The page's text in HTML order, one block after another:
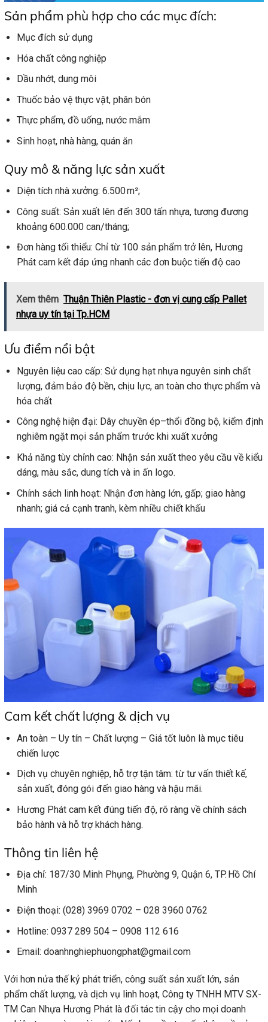
Sản phẩm phù hợp cho các mục đích:
Mục đích sử dụng
Hóa chất công nghiệp
Dầu nhớt, dung môi
Thuốc bảo vệ thực vật, phân bón
Thực phẩm, đồ uống, nước mắm
Sinh hoạt, nhà hàng, quán ăn
Quy mô & năng lực sản xuất
Diện tích nhà xưởng: 6.500 m²;
Công suất: Sản xuất lên đến 300 tấn nhựa, tương đương
khoảng 600.000 can/tháng;
Đơn hàng tối thiểu: Chỉ từ 100 sản phẩm trở lên, Hương
Phát cam kết đáp ứng nhanh các đơn buộc tiến độ cao
Xem thêm Thuận Thiên Plastic - đơn vị cung cấp Pallet
nhựa uy tín tại Tp.HCM
Ưu điểm nổi bật
Nguyên liệu cao cấp: Sử dụng hạt nhựa nguyên sinh chất
lượng, đảm bảo độ bền, chịu lực, an toàn cho thực phẩm và
hóa chất
Công nghệ hiện đại: Dây chuyền ép–thổi đồng bộ, kiểm định
nghiêm ngặt mọi sản phẩm trước khi xuất xưởng
Khả năng tùy chỉnh cao: Nhận sản xuất theo yêu cầu về kiểu
dáng, màu sắc, dung tích và in ấn logo.
Chính sách linh hoạt: Nhận đơn hàng lớn, gấp; giao hàng
nhanh; giá cả cạnh tranh, kèm nhiều chiết khấu
Cam kết chất lượng & dịch vụ
An toàn – Uy tín – Chất lượng – Giá tốt luôn là mục tiêu
chiến lược
Dịch vụ chuyên nghiệp, hỗ trợ tận tâm: từ tư vấn thiết kế,
sản xuất, đóng gói đến giao hàng và hậu mãi.
Hương Phát cam kết đúng tiến độ, rõ ràng về chính sách
bảo hành và hỗ trợ khách hàng.
Thông tin liên hệ
Địa chỉ: 187/30 Minh Phụng, Phường 9, Quận 6, TP. Hồ Chí
Minh
Điện thoại: (028) 3969 0702 – 028 3960 0762
Hotline: 0937 289 504 – 0908 112 616
Email: doanhnghiephuongphat@gmail.com
Với hơn nửa thế kỷ phát triển, công suất sản xuất lớn, sản
phẩm chất lượng, và dịch vụ linh hoạt, Công ty TNHH MTV SX-
TM Can Nhựa Hương Phát là đối tác tin cậy cho mọi doanh